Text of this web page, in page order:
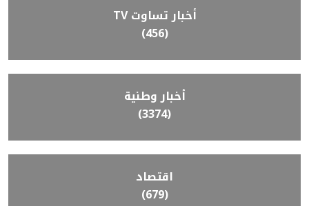
أخبار تساوت TV
(456)
أخبار وطنية
(3374)
اقتصاد
(679)